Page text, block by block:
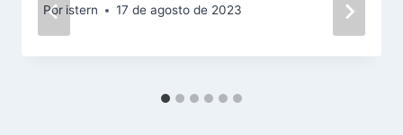
Por istern 17 de agosto de 2023